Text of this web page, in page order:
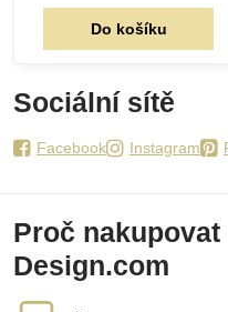
Do košíku
Sociální sítě
Facebook Instagram
Proč nakupovat
Design.com